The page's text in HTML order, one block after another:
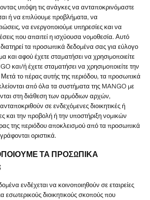
υπόψη τις ανάγκες να ανταποκρινόμαστε
ή να επιλύουμε προβλήματα, να
να ενεργοποιούμε υπηρεσίες και να
που απαιτεί η ισχύουσα νομοθεσία. Αυτό
διατηρεί τα προσωπικά δεδομένα σας για εύλογο
και αφού έχετε σταματήσει να χρησιμοποιείτε
και/ή έχετε σταματήσει να χρησιμοποιείτε την
το πέρας αυτής της περιόδου, τα προσωπικά
από όλα τα συστήματα της MANGO με
στη διάθεση των αρμόδιων αρχών,
σε ενδεχόμενες διοικητικές ή
και την προβολή ή την υποστήριξη νομικών
της περιόδου αποκλεισμού από τα προσωπικά
οριστικά.
ΤΑ ΠΡΟΣΩΠΙΚΆ
ενδέχεται να κοινοποιηθούν σε εταιρείες
εσωτερικούς διοικητικούς σκοπούς που